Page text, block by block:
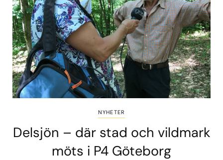
NYHETER
Delsjön – där stad och vildmark
möts i P4 Göteborg